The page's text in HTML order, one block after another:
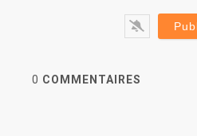
0 COMMENTAIRES